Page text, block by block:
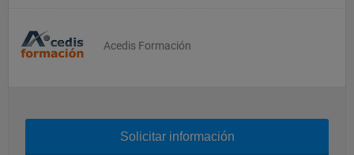
Acedis Formación
Solicitar información